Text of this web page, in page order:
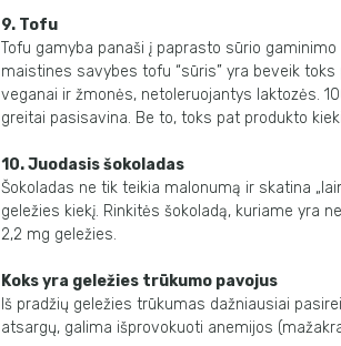
9. Tofu
Tofu gamyba panaši į paprasto sūrio
maistines savybes tofu “sūris” yra beveik
veganai ir žmonės, netoleruojantys laktozės.
greitai pasisavina. Be to, toks pat produkto
10. Juodasis šokoladas
Šokoladas ne tik teikia malonumą ir skatina
geležies kiekį. Rinkitės šokoladą, kuriame yra
2,2 mg geležies.
Koks yra geležies trūkumo pavojus
Iš pradžių geležies trūkumas dažniausiai
atsargų, galima išprovokuoti anemijos